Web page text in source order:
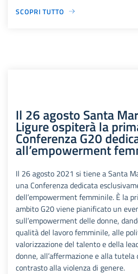
SCOPRI TUTTO
Il 26 agosto Santa
Ligure ospiterà la
Conferenza G20
all’empowerment
Il 26 agosto 2021 si tiene a Santa
una Conferenza dedicata
dell’empowerment femminile. È la
ambito G20 viene pianificato un
sull’empowerment delle donne,
qualità del lavoro femminile, alle
valorizzazione del talento e della
donne, all’affermazione e alla
contrasto alla violenza di genere.